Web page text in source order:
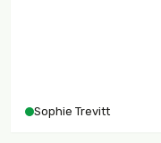
Sophie Trevitt